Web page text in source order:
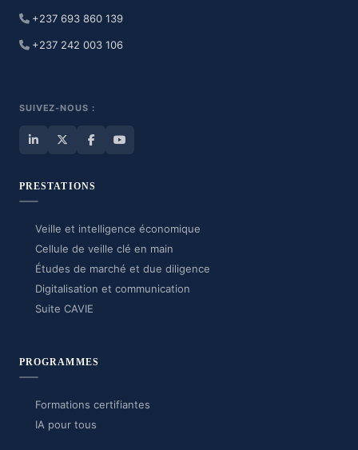
+237 693 860 139
+237 242 003 106
SUIVEZ-NOUS :
PRESTATIONS
Veille et intelligence économique
Cellule de veille clé en main
Études de marché et due diligence
Digitalisation et communication
Suite CAVIE
PROGRAMMES
Formations certifiantes
IA pour tous